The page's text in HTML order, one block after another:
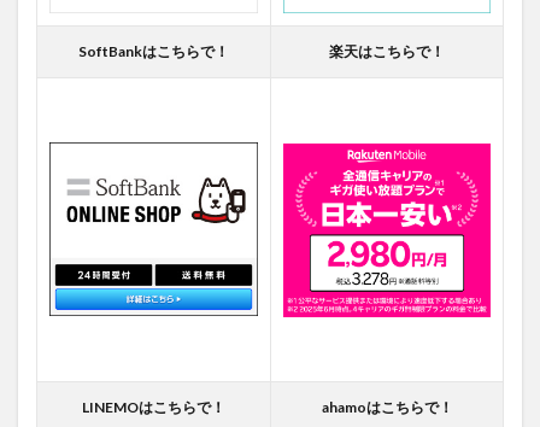
SoftBankはこちらで！ 楽天はこちらで！
LINEMOはこちらで！ ahamoはこちらで！